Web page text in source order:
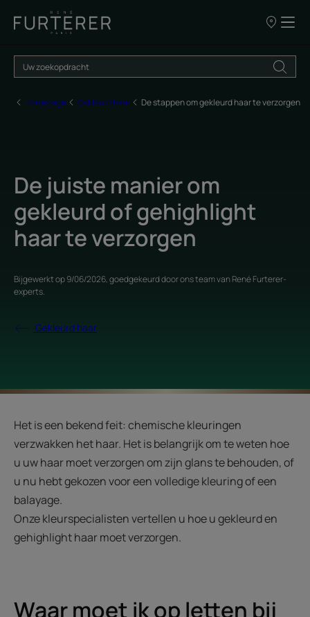
ONZE
Homepage Gekleurd haar De stappen om gekleurd haar te verzorgen
De juiste manier om
gekleurd of gehighlight
haar te verzorgen
Bijgewerkt op9/06/2026, goedgekeurd doorons team van René Furterer-
experts.
Gekleurd haar
Het is een bekend feit: chemische kleuringen
verzwakken het haar. Het is belangrijk om te weten hoe
u uw haar moet verzorgen om zijn glans te behouden, of
u nu hebt gekozen voor een volledige kleuring of een
balayage.
Onze kleurspecialisten vertellen u hoe u gekleurd en
gehighlight haar moet verzorgen.
Waar moet ik op letten bij